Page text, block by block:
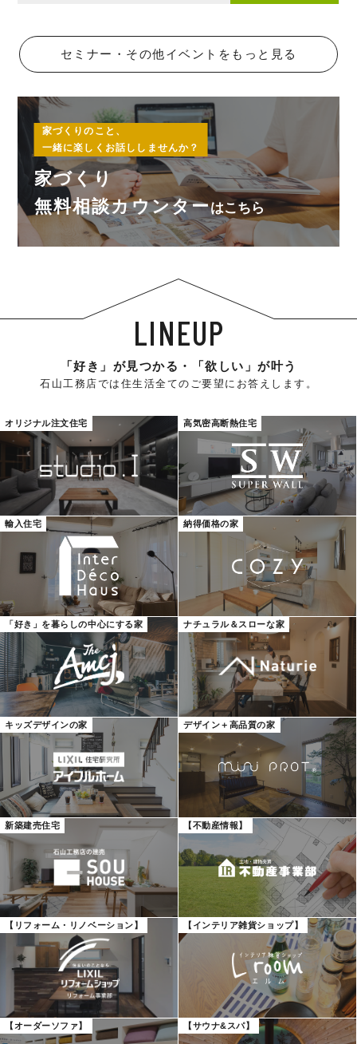
セミナー・その他イベントをもっと見る
家づくりのこと、
一緒に楽しくお話ししませんか？
家づくり
無料相談カウンターはこちら
LINEUP
「好き」が見つかる・「欲しい」が叶う
石山工務店では住生活全てのご要望にお答えします。
オリジナル注文住宅 高気密高断熱住宅
輸入住宅 納得価格の家
「好き」を暮らしの中心にする家 ナチュラル＆スローな家
キッズデザインの家 デザイン＋高品質の家
新築建売住宅 【不動産情報】
【リフォーム・リノベーション】 【インテリア雑貨ショップ】
【オーダーソファ】 【サウナ&スパ】